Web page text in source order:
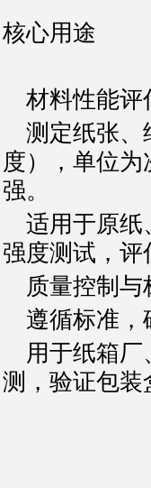
核心用途
材料性能评
测定纸张、
度），单位
强。
适用于原纸
强度测试，评
质量控制与
遵循标准，
用于纸箱厂
测，验证包装